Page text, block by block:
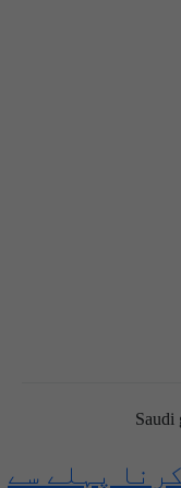
پہلے سے